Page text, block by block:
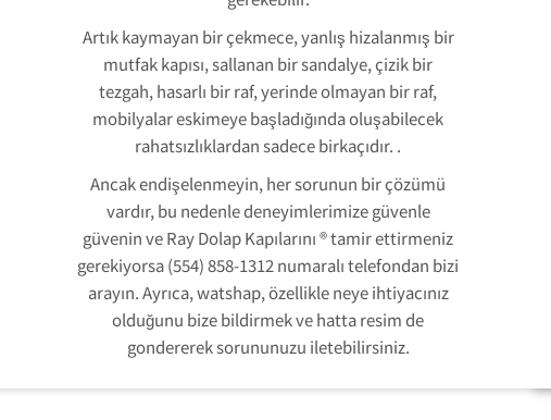
Artık kaymayan bir çekmece, yanlış hizalanmış bir
mutfak kapısı, sallanan bir sandalye, çizik bir
tezgah, hasarlı bir raf, yerinde olmayan bir raf,
mobilyalar eskimeye başladığında oluşabilecek
rahatsızlıklardan sadece birkaçıdır. .
Ancak endişelenmeyin, her sorunun bir çözümü
vardır, bu nedenle deneyimlerimize güvenle
güvenin ve Ray Dolap Kapılarını ® tamir ettirmeniz
gerekiyorsa (554) 858-1312 numaralı telefondan bizi
arayın. Ayrıca, watshap, özellikle neye ihtiyacınız
olduğunu bize bildirmek ve hatta resim de
gondererek sorununuzu iletebilirsiniz.